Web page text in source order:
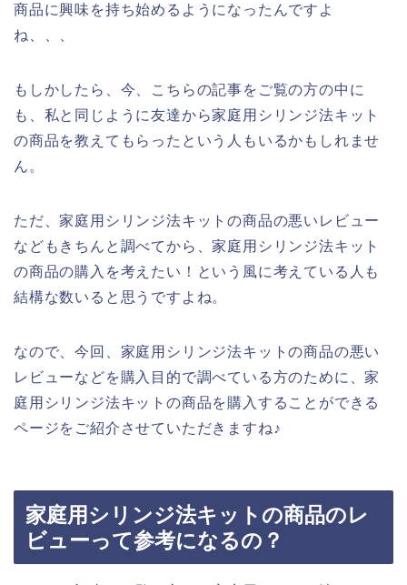
商品に興味を持ち始めるようになったんですよ
ね、、、
もしかしたら、今、こちらの記事をご覧の方の中に
も、私と同じように友達から家庭用シリンジ法キット
の商品を教えてもらったという人もいるかもしれませ
ん。
ただ、家庭用シリンジ法キットの商品の悪いレビュー
などもきちんと調べてから、家庭用シリンジ法キット
の商品の購入を考えたい！という風に考えている人も
結構な数いると思うですよね。
なので、今回、家庭用シリンジ法キットの商品の悪い
レビューなどを購入目的で調べている方のために、家
庭用シリンジ法キットの商品を購入することができる
ページをご紹介させていただきますね♪
家庭用シリンジ法キットの商品のレ
ビューって参考になるの？